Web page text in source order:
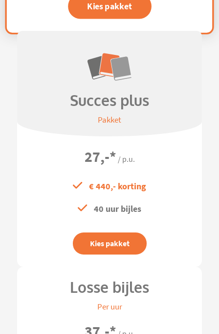
Kies pakket
Succes plus
Pakket
27,-* / p.u.
€ 440,- korting
40 uur bijles
Kies pakket
Losse bijles
Per uur